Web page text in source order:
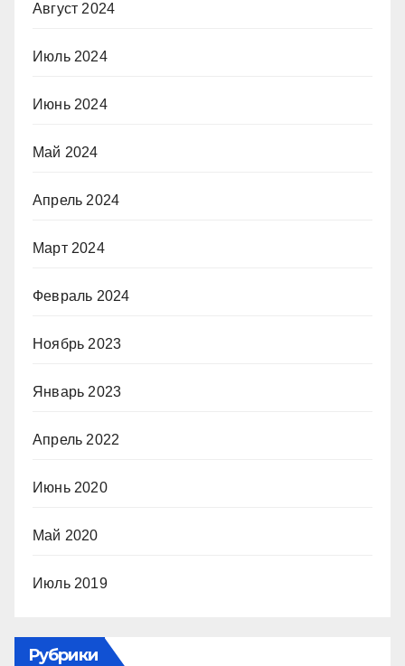
Август 2024
Июль 2024
Июнь 2024
Май 2024
Апрель 2024
Март 2024
Февраль 2024
Ноябрь 2023
Январь 2023
Апрель 2022
Июнь 2020
Май 2020
Июль 2019
Рубрики